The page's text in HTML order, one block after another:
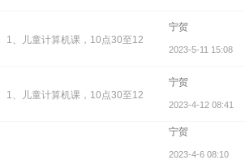
1、儿童计算机课，10点30至12
宁贺
2023-5-11 15:08
1、儿童计算机课，10点30至12
宁贺
2023-4-12 08:41
宁贺
2023-4-6 08:10